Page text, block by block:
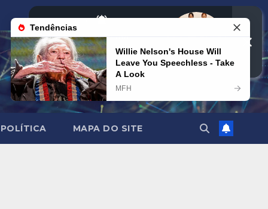
POLÍTICA MAPA DO SITE